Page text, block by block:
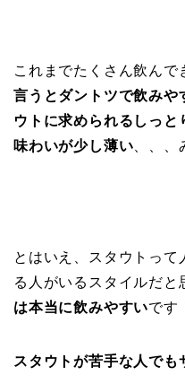
これまでたくさん飲んで
言うとダントツで飲みや
ウトに求められるしっ
味わいが少し薄い 、、
とはいえ、スタウトって
る人がいるスタイルだと
は本当に飲みやすいです
スタウトが苦手な人でも